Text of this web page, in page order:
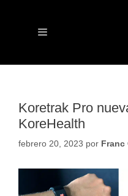
contenido
Menú
Koretrak Pro
KoreHealth
febrero 20, 2023 por Franc